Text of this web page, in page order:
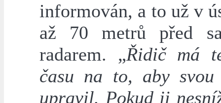
informován, a to už v
až 70 metrů před
radarem. „Řidič má
času na to, aby svou
upravil. Pokud ji